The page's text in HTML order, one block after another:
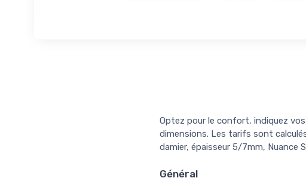
Optez pour le confort, indiquez
dimensions. Les tarifs sont
damier, épaisseur 5/7mm, Nuance
Général